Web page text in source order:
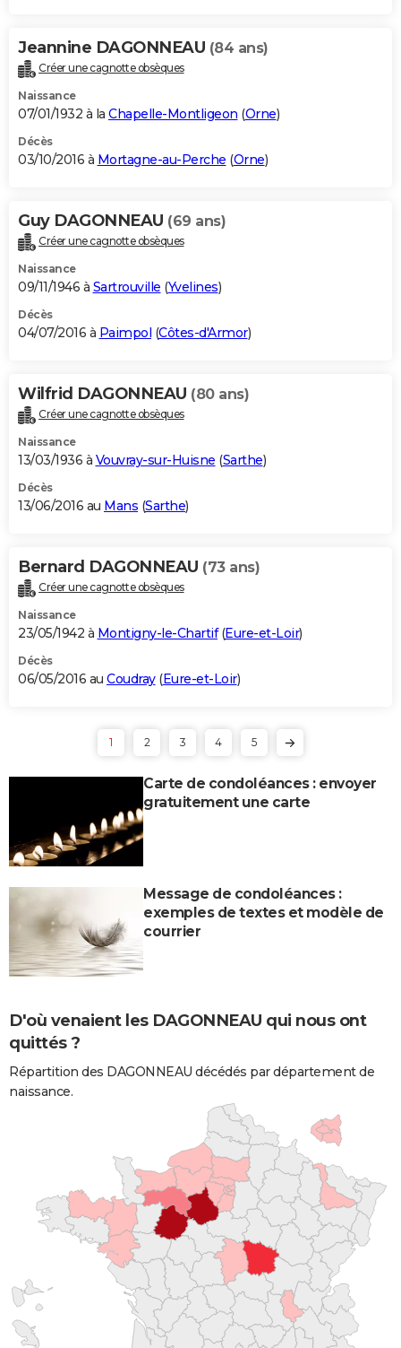
Jeannine DAGONNEAU (84 ans)
Créer une cagnotte obsèques
Naissance
07/01/1932 à la Chapelle-Montligeon (Orne)
Décès
03/10/2016 à Mortagne-au-Perche (Orne)
Guy DAGONNEAU (69 ans)
Créer une cagnotte obsèques
Naissance
09/11/1946 à Sartrouville (Yvelines)
Décès
04/07/2016 à Paimpol (Côtes-d'Armor)
Wilfrid DAGONNEAU (80 ans)
Créer une cagnotte obsèques
Naissance
13/03/1936 à Vouvray-sur-Huisne (Sarthe)
Décès
13/06/2016 au Mans (Sarthe)
Bernard DAGONNEAU (73 ans)
Créer une cagnotte obsèques
Naissance
23/05/1942 à Montigny-le-Chartif(Eure-et-Loir)
Décès
06/05/2016 au Coudray(Eure-et-Loir)
1 2 3 4 5
Carte de condoléances : envoyer
gratuitement une carte
Message de condoléances :
exemples de textes et modèle de
courrier
D'où venaient les DAGONNEAU qui nous ont
quittés ?
Répartition des DAGONNEAU décédés par département de
naissance.